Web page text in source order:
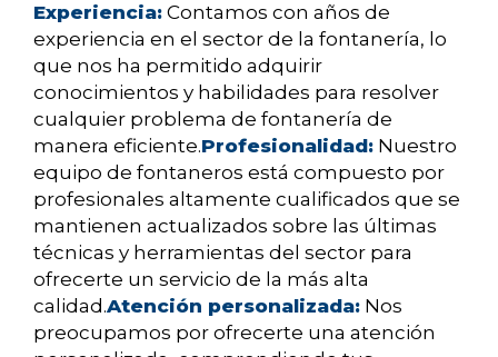
Experiencia: Contamos con años de
experiencia en el sector de la fontanería, lo
que nos ha permitido adquirir
conocimientos y habilidades para resolver
cualquier problema de fontanería de
manera eficiente.Profesionalidad: Nuestro
equipo de fontaneros está compuesto por
profesionales altamente cualificados que se
mantienen actualizados sobre las últimas
técnicas y herramientas del sector para
ofrecerte un servicio de la más alta
calidad.Atención personalizada: Nos
preocupamos por ofrecerte una atención